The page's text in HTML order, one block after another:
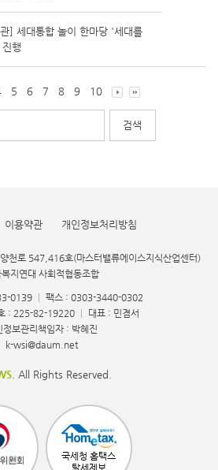
] 세대통합 놀이 한마당 '세대를
행
5 6 7 8 9 10
이용약관 개인정보처리방침
천로 547,416호(마스터밸류에이스지식산업센터)
지연대 사회적협동조합
0139
팩스 : 0303-3440-0302
: 225-82-19220
대표 : 민겸서
정보관리책임자 : 박혜진
k-wsi@daum.net
. All Rights Reserved.
국세청 홈택스
탈세제보